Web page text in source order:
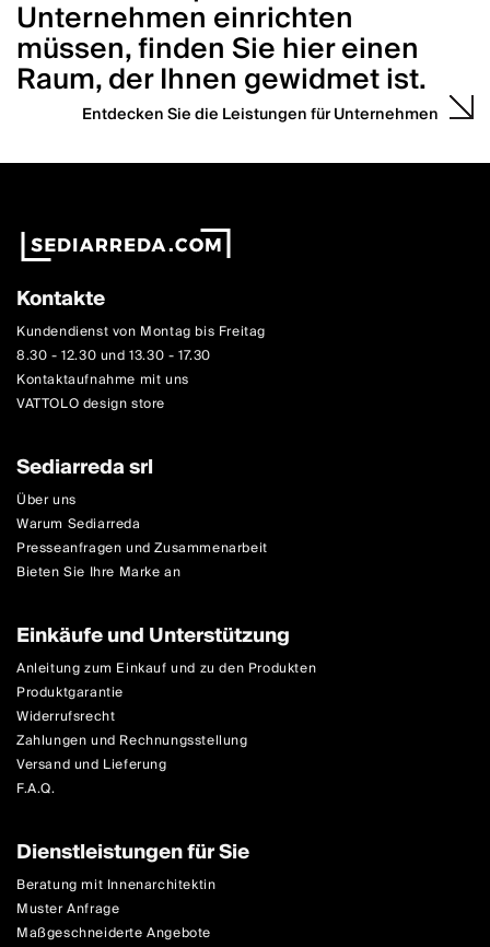
Unternehmen einrichten
müssen, finden Sie hier einen
Raum, der Ihnen gewidmet ist.
Entdecken Sie die Leistungen für Unternehmen
Kontakte
Kundendienst von Montag bis Freitag
8.30 - 12.30 und 13.30 - 17.30
Kontaktaufnahme mit uns
VATTOLO design store
Sediarreda srl
Über uns
Warum Sediarreda
Presseanfragen und Zusammenarbeit
Bieten Sie Ihre Marke an
Einkäufe und Unterstützung
Anleitung zum Einkauf und zu den Produkten
Produktgarantie
Widerrufsrecht
Zahlungen und Rechnungsstellung
Versand und Lieferung
F.A.Q.
Dienstleistungen für Sie
Beratung mit Innenarchitektin
Muster Anfrage
Maßgeschneiderte Angebote